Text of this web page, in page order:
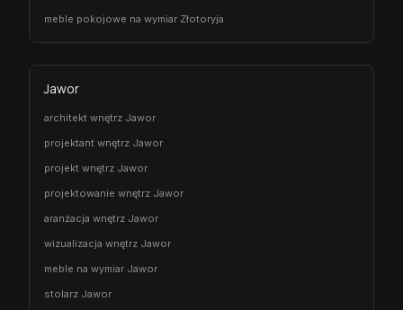
meble pokojowe na wymiar Złotoryja
Jawor
architekt wnętrz Jawor
projektant wnętrz Jawor
projekt wnętrz Jawor
projektowanie wnętrz Jawor
aranżacja wnętrz Jawor
wizualizacja wnętrz Jawor
meble na wymiar Jawor
stolarz Jawor